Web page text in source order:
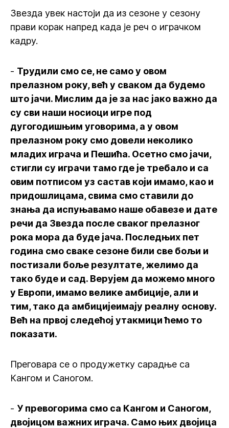
Звезда увек настоји да из сезоне у сезону
прави корак напред када је реч о играчком
кадру.
- Трудили смо се, не само у овом
прелазном року, већ у сваком да будемо
што јачи. Мислим да је за нас јако важно да
су сви наши носиоци игре под
дугогодишњим уговорима, а у овом
прелазном року смо довели неколико
младих играча и Пешића. Осетно смо јачи,
стигли су играчи тамо где је требало и са
овим потписом уз састав који имамо, као и
придошлицама, свима смо ставили до
знања да испуњавамо наше обавезе и дате
речи да Звезда после сваког прелазног
рока мора да буде јача. Последњих пет
година смо сваке сезоне били све бољи и
постизали боље резултате, желимо да
тако буде и сад. Верујем да можемо много
у Европи, имамо велике амбиције, али и
тим, тако да амбицијеимају реалну основу.
Већ на првој следећој утакмици ћемо то
показати.
Преговара се о продужетку сарадње са
Кангом и Саногом.
- У превогорима смо са Кангом и Саногом,
двојицом важних играча. Само њих двојица